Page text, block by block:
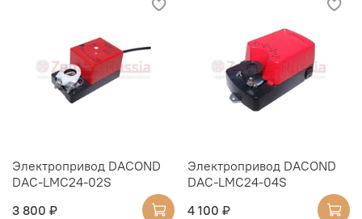
Электропривод DACOND
DAC-LMC24-02S
3 800 ₽
Электропривод DACOND
DAC-LMC24-04S
4 100 ₽